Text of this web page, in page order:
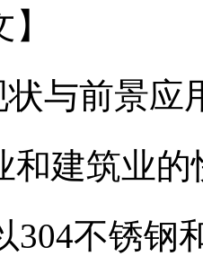
状与前景应
和建筑业
304不锈钢